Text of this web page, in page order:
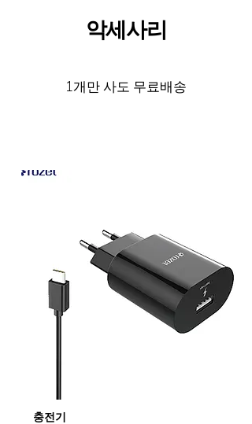
악세사리
1개만 사도 무료배송
충전기